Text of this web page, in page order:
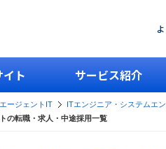
ト サービス紹介
ージェントIT ITエンジニア・システムエ
の転職・求人・中途採用一覧